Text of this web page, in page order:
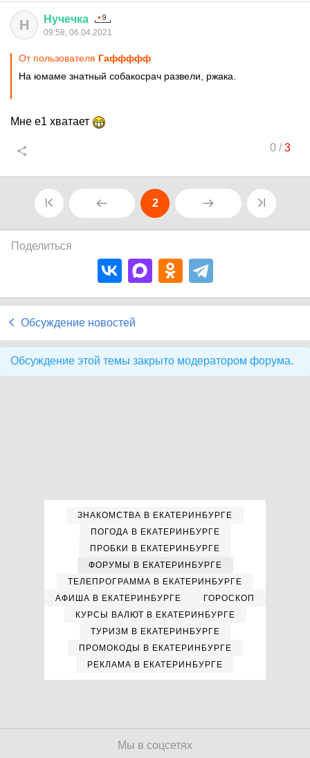
Н Нучечка
09:58, 06.04.2021
От пользователя Гаффффф
На юмаме знатный собакосрач развели, ржака.
Мне е1 хватает
0/3
2
Поделиться
Обсуждение новостей
Обсуждение этой темы закрыто модератором форума.
ЗНАКОМСТВА В ЕКАТЕРИНБУРГЕ
ПОГОДА В ЕКАТЕРИНБУРГЕ
ПРОБКИ В ЕКАТЕРИНБУРГЕ
ФОРУМЫ В ЕКАТЕРИНБУРГЕ
ТЕЛЕПРОГРАММА В ЕКАТЕРИНБУРГЕ
АФИША В ЕКАТЕРИНБУРГЕ
ГОРОСКОП
КУРСЫ ВАЛЮТ В ЕКАТЕРИНБУРГЕ
ТУРИЗМ В ЕКАТЕРИНБУРГЕ
ПРОМОКОДЫ В ЕКАТЕРИНБУРГЕ
РЕКЛАМА В ЕКАТЕРИНБУРГЕ
Мы в соцсетях